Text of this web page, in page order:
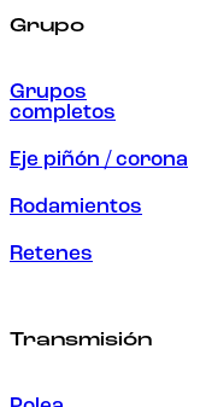
Grupo
Grupos
completos
Eje piñón / corona
Rodamientos
Retenes
Transmisión